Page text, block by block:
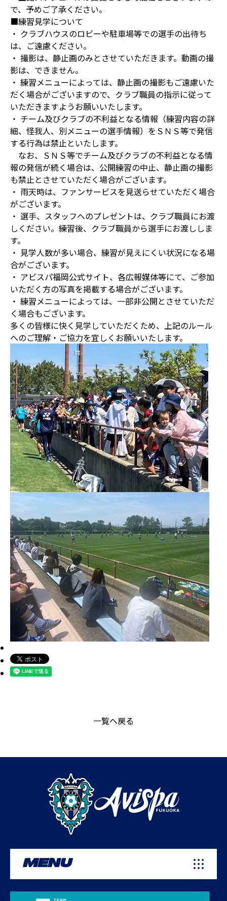
で、予めご了承ください。
■練習見学について
・ クラブハウスのロビーや駐車場等での選手の出待ち
は、ご遠慮ください。
・ 撮影は、静止画のみとさせていただきます。動画の撮
影は、できません。
・ 練習メニューによっては、静止画の撮影もご遠慮いた
だく場合がございますので、クラブ職員の指示に従って
いただきますようお願いいたします。
・ チーム及びクラブの不利益となる情報（練習内容の詳
細、怪我人、別メニューの選手情報）をＳＮＳ等で発信
する行為は禁止といたします。
なお、ＳＮＳ等でチーム及びクラブの不利益となる情
報の発信が続く場合は、公開練習の中止、静止画の撮影
も禁止とさせていただく場合がございます。
・ 雨天時は、ファンサービスを見送らせていただく場合
がございます。
・ 選手、スタッフへのプレゼントは、クラブ職員にお渡
しください。練習後、クラブ職員から選手にお渡ししま
す。
・ 見学人数が多い場合、練習が見えにくい状況になる場
合がございます。
・ アビスパ福岡公式サイト、各広報媒体等にて、ご参加
いただく方の写真を掲載する場合がございます。
・ 練習メニューによっては、一部非公開とさせていただ
く場合もございます。
多くの皆様に快く見学していただくため、上記のルール
へのご理解・ご協力を宜しくお願いいたします。
一覧へ戻る
MENU